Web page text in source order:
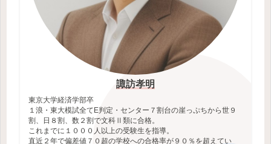
諏訪孝明
東京大学経済学部卒
１浪・東大模試全てE判定・センター７割台の崖っぷちから世９
割、日８割、数２割で文科Ⅱ類に合格。
これまでに１０００人以上の受験生を指導。
直近２年で偏差値７０超の学校への合格率が９０％を超えてい